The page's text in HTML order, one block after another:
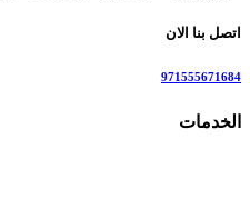
اتصل بنا الان
971555671684
الخدمات